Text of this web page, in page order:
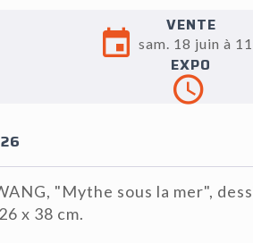
VENTE
sam. 18 juin à
EXPO
"Mythe sous la mer",
x 38 cm.